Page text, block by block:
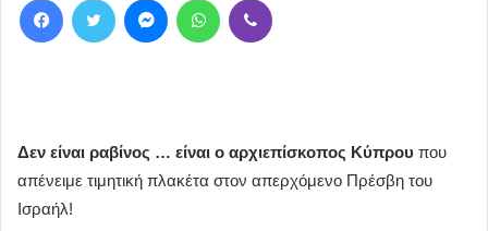
Δεν είναι ραβίνος … είναι ο αρχιεπίσκοπος Κύπρου που
απένειμε τιμητική πλακέτα στον απερχόμενο Πρέσβη του
Ισραήλ!